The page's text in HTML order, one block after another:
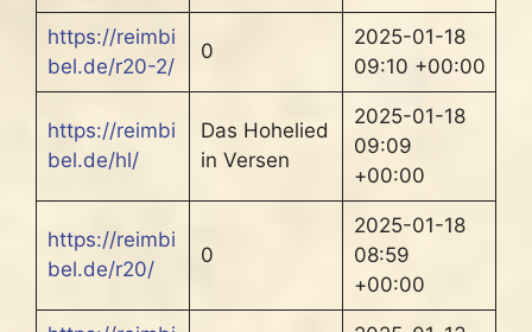
https://reimbi
bel.de/r20-2/
0
2025-01-18
09:10 +00:00
https://reimbi
bel.de/hl/
Das Hohelied
in Versen
2025-01-18
09:09
+00:00
https://reimbi
bel.de/r20/
0
2025-01-18
08:59
+00:00